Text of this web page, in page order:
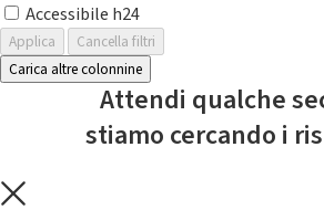
Accessibile h24
Applica
Cancella filtri
Carica altre colonnine
Attendi qualche
stiamo cercando i